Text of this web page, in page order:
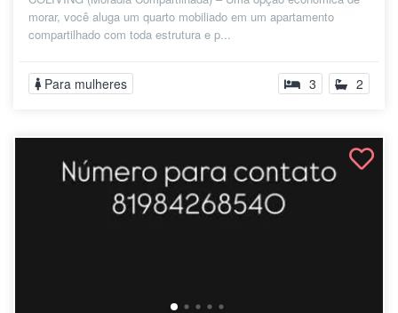
morar, você aluga um quarto mobiliado em um apartamento
compartilhado com toda estrutura e p...
Para mulheres 3 2